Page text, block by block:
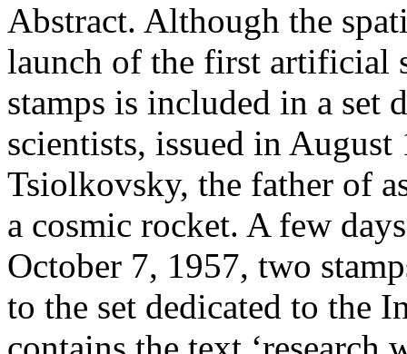
Abstract. Although the
launch of the first artificial
stamps is included in a set
scientists, issued in
Tsiolkovsky, the father of
a cosmic rocket. A few
October 7, 1957, two
to the set dedicated to the